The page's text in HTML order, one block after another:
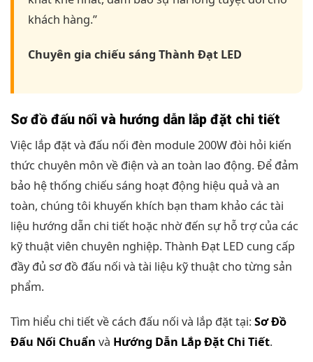
khách hàng.”
Chuyên gia chiếu sáng Thành Đạt LED
Sơ đồ đấu nối và hướng dẫn lắp đặt chi tiết
Việc lắp đặt và đấu nối đèn module 200W đòi hỏi kiến
thức chuyên môn về điện và an toàn lao động. Để đảm
bảo hệ thống chiếu sáng hoạt động hiệu quả và an
toàn, chúng tôi khuyến khích bạn tham khảo các tài
liệu hướng dẫn chi tiết hoặc nhờ đến sự hỗ trợ của các
kỹ thuật viên chuyên nghiệp. Thành Đạt LED cung cấp
đầy đủ sơ đồ đấu nối và tài liệu kỹ thuật cho từng sản
phẩm.
Tìm hiểu chi tiết về cách đấu nối và lắp đặt tại: Sơ Đồ
Đấu Nối Chuẩn và Hướng Dẫn Lắp Đặt Chi Tiết.